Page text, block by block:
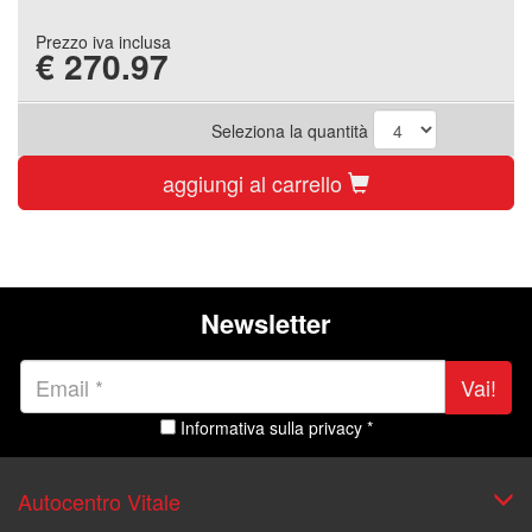
Prezzo iva inclusa
€ 270.97
Seleziona la quantità
aggiungi al carrello
Newsletter
Vai!
Informativa sulla privacy *
Autocentro Vitale